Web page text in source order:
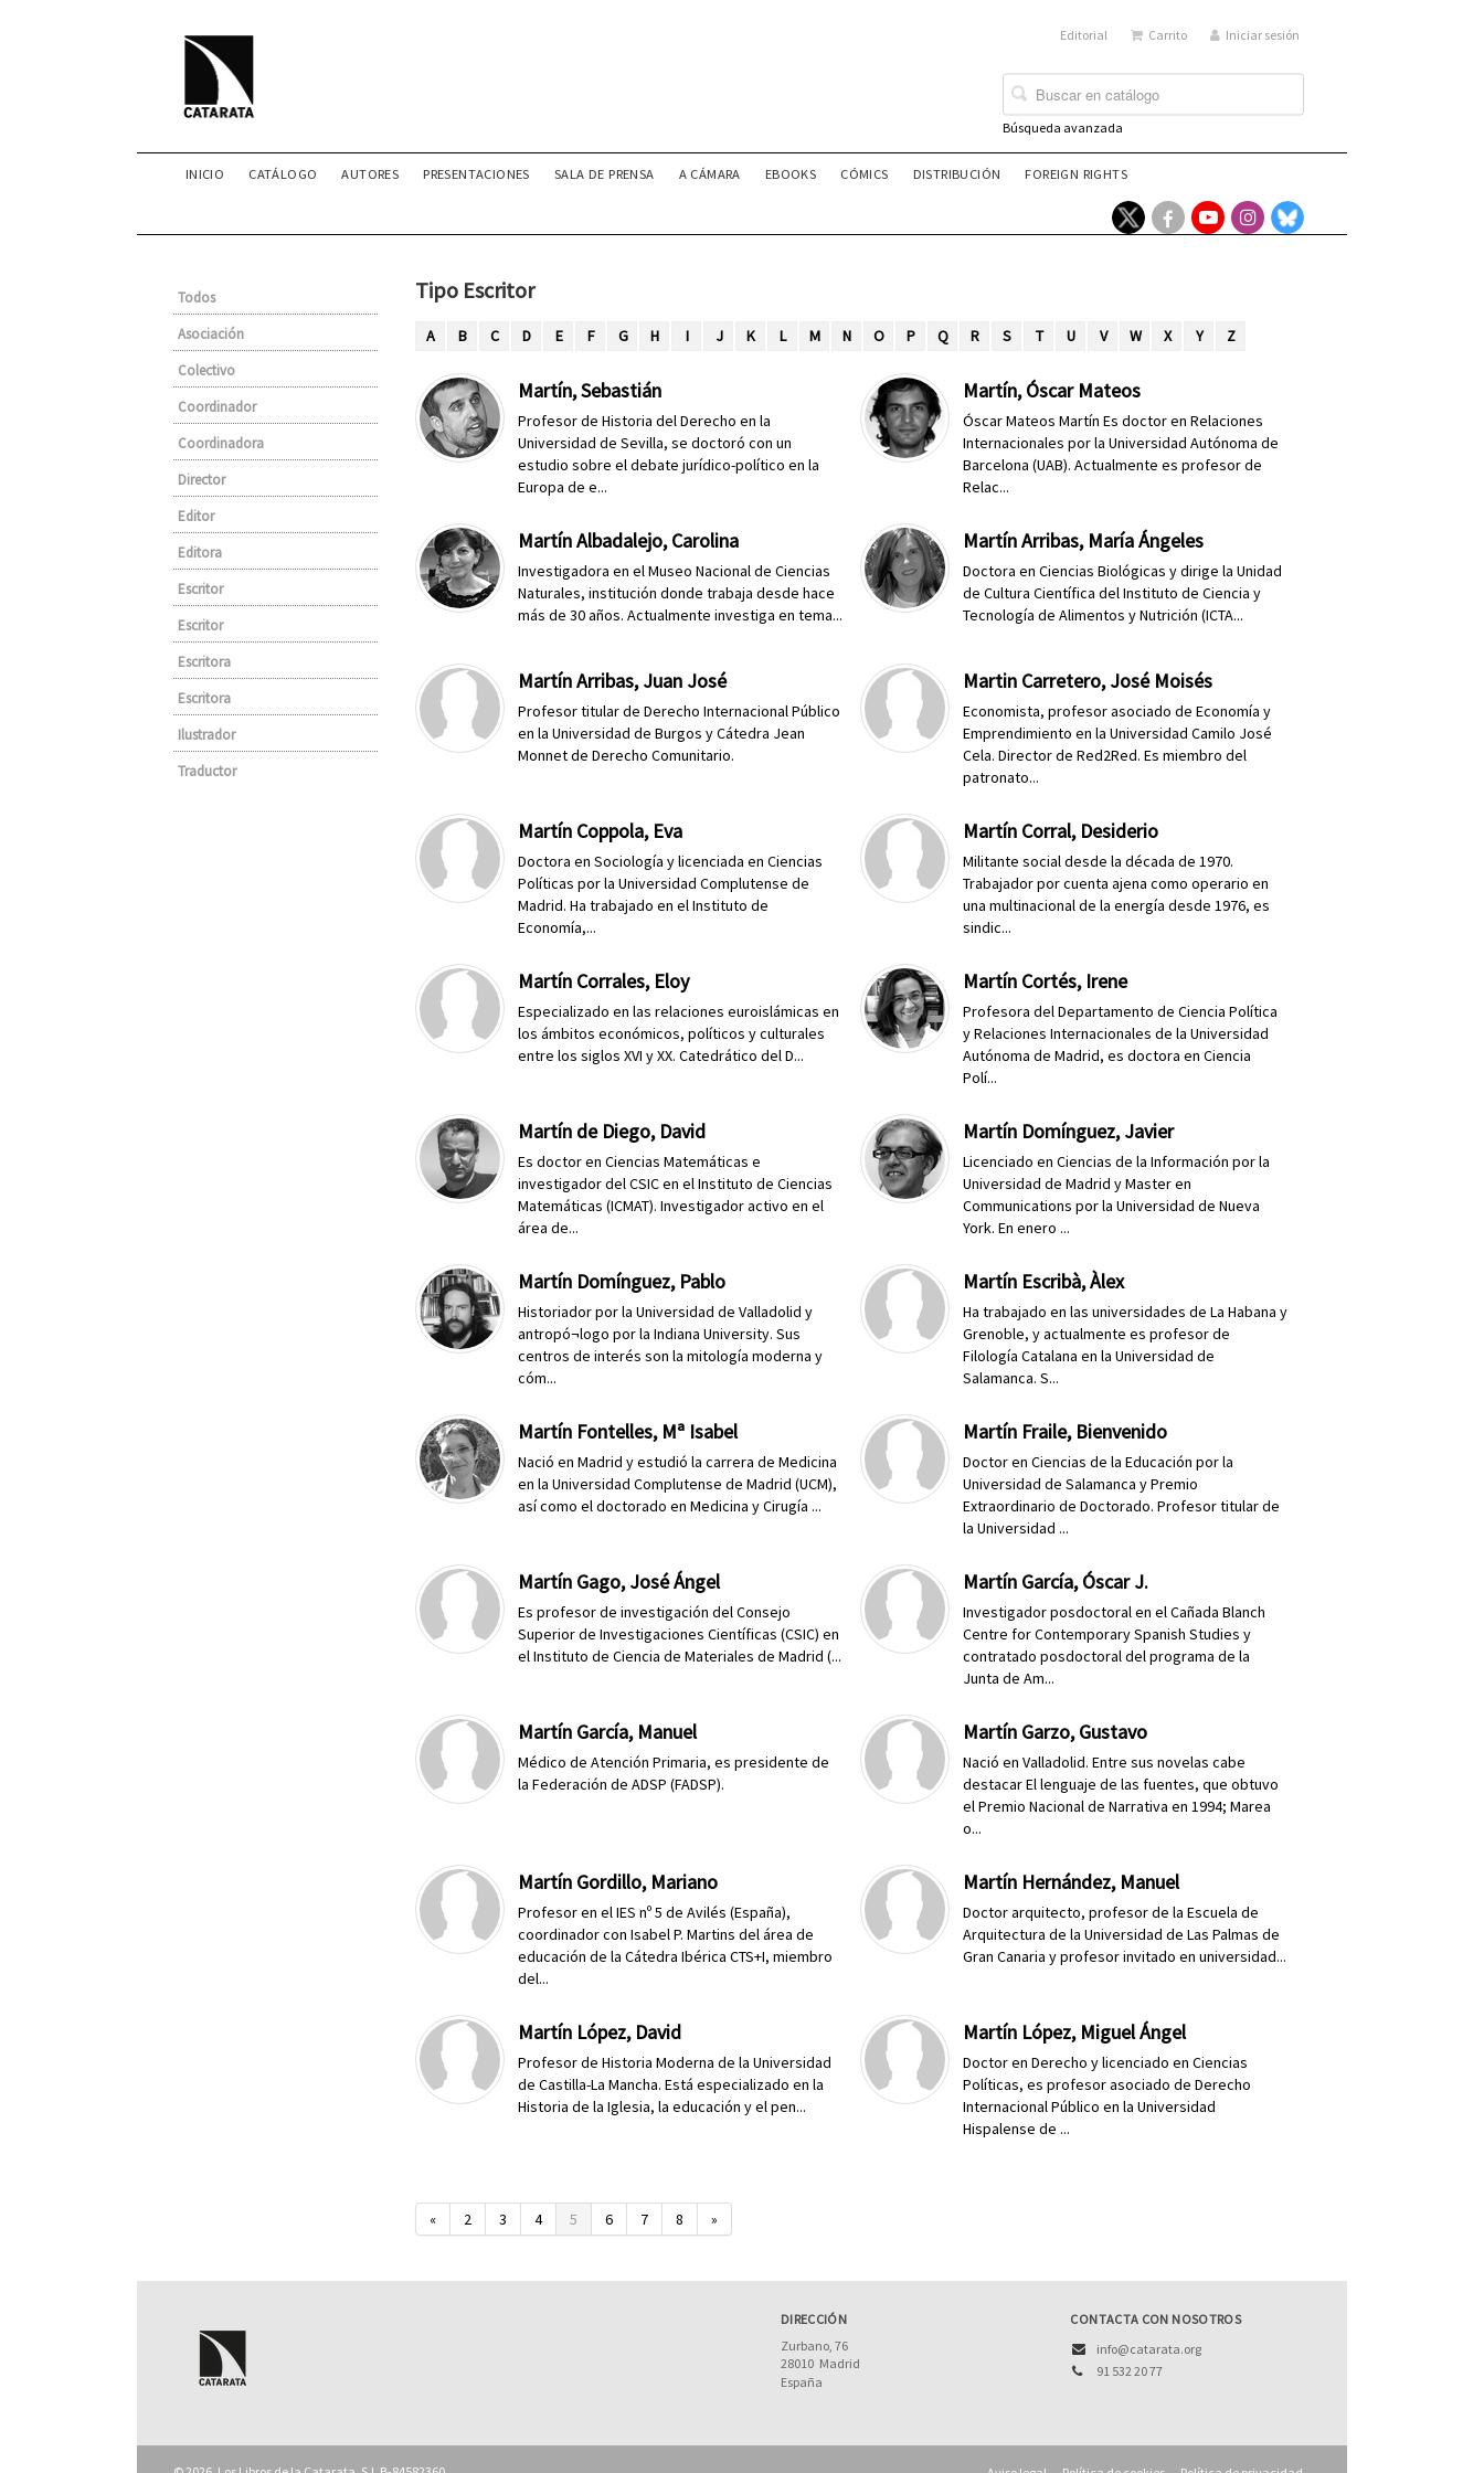
Editorial Carrito Iniciar sesión
Búsqueda avanzada
INICIO CATÁLOGO AUTORES PRESENTACIONES SALA DE PRENSA A CÁMARA EBOOKS CÓMICS DISTRIBUCIÓN FOREIGN RIGHTS
Todos
Asociación
Colectivo
Coordinador
Coordinadora
Director
Editor
Editora
Escritor
Escritor
Escritora
Escritora
Ilustrador
Traductor
Tipo Escritor
A B C D E F G H I J K L M N O P Q R S T U V W X Y Z
Martín, Sebastián
Profesor de Historia del Derecho en la
Universidad de Sevilla, se doctoró con un
estudio sobre el debate jurídico-político en la
Europa de e...
Martín, Óscar Mateos
Óscar Mateos Martín Es doctor en Relaciones
Internacionales por la Universidad Autónoma de
Barcelona (UAB). Actualmente es profesor de
Relac...
Martín Albadalejo, Carolina
Investigadora en el Museo Nacional de Ciencias
Naturales, institución donde trabaja desde hace
más de 30 años. Actualmente investiga en tema...
Martín Arribas, María Ángeles
Doctora en Ciencias Biológicas y dirige la Unidad
de Cultura Científica del Instituto de Ciencia y
Tecnología de Alimentos y Nutrición (ICTA...
Martín Arribas, Juan José
Profesor titular de Derecho Internacional Público
en la Universidad de Burgos y Cátedra Jean
Monnet de Derecho Comunitario.
Martin Carretero, José Moisés
Economista, profesor asociado de Economía y
Emprendimiento en la Universidad Camilo José
Cela. Director de Red2Red. Es miembro del
patronato...
Martín Coppola, Eva
Doctora en Sociología y licenciada en Ciencias
Políticas por la Universidad Complutense de
Madrid. Ha trabajado en el Instituto de
Economía,...
Martín Corral, Desiderio
Militante social desde la década de 1970.
Trabajador por cuenta ajena como operario en
una multinacional de la energía desde 1976, es
sindic...
Martín Corrales, Eloy
Especializado en las relaciones euroislámicas en
los ámbitos económicos, políticos y culturales
entre los siglos XVI y XX. Catedrático del D...
Martín Cortés, Irene
Profesora del Departamento de Ciencia Política
y Relaciones Internacionales de la Universidad
Autónoma de Madrid, es doctora en Ciencia
Polí...
Martín de Diego, David
Es doctor en Ciencias Matemáticas e
investigador del CSIC en el Instituto de Ciencias
Matemáticas (ICMAT). Investigador activo en el
área de...
Martín Domínguez, Javier
Licenciado en Ciencias de la Información por la
Universidad de Madrid y Master en
Communications por la Universidad de Nueva
York. En enero ...
Martín Domínguez, Pablo
Historiador por la Universidad de Valladolid y
antropó¬logo por la Indiana University. Sus
centros de interés son la mitología moderna y
cóm...
Martín Escribà, Àlex
Ha trabajado en las universidades de La Habana y
Grenoble, y actualmente es profesor de
Filología Catalana en la Universidad de
Salamanca. S...
Martín Fontelles, Mª Isabel
Nació en Madrid y estudió la carrera de Medicina
en la Universidad Complutense de Madrid (UCM),
así como el doctorado en Medicina y Cirugía ...
Martín Fraile, Bienvenido
Doctor en Ciencias de la Educación por la
Universidad de Salamanca y Premio
Extraordinario de Doctorado. Profesor titular de
la Universidad ...
Martín Gago, José Ángel
Es profesor de investigación del Consejo
Superior de Investigaciones Científicas (CSIC) en
el Instituto de Ciencia de Materiales de Madrid (...
Martín García, Óscar J.
Investigador posdoctoral en el Cañada Blanch
Centre for Contemporary Spanish Studies y
contratado posdoctoral del programa de la
Junta de Am...
Martín García, Manuel
Médico de Atención Primaria, es presidente de
la Federación de ADSP (FADSP).
Martín Garzo, Gustavo
Nació en Valladolid. Entre sus novelas cabe
destacar El lenguaje de las fuentes, que obtuvo
el Premio Nacional de Narrativa en 1994; Marea
o...
Martín Gordillo, Mariano
Profesor en el IES nº 5 de Avilés (España),
coordinador con Isabel P. Martins del área de
educación de la Cátedra Ibérica CTS+I, miembro
del...
Martín Hernández, Manuel
Doctor arquitecto, profesor de la Escuela de
Arquitectura de la Universidad de Las Palmas de
Gran Canaria y profesor invitado en universidad...
Martín López, David
Profesor de Historia Moderna de la Universidad
de Castilla-La Mancha. Está especializado en la
Historia de la Iglesia, la educación y el pen...
Martín López, Miguel Ángel
Doctor en Derecho y licenciado en Ciencias
Políticas, es profesor asociado de Derecho
Internacional Público en la Universidad
Hispalense de ...
« 2 3 4 5 6 7 8 »
DIRECCIÓN
Zurbano, 76
28010 Madrid
España
CONTACTA CON NOSOTROS
info@catarata.org
91 532 20 77